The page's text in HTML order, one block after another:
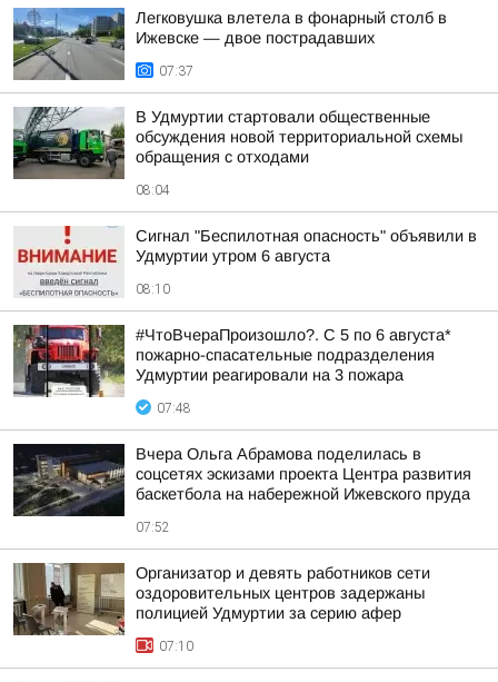
Легковушка влетела в фонарный столб в
Ижевске — двое пострадавших
07:37
В Удмуртии стартовали общественные
обсуждения новой территориальной схемы
обращения с отходами
08:04
Сигнал "Беспилотная опасность" объявили в
Удмуртии утром 6 августа
08:10
#ЧтоВчераПроизошло?. С 5 по 6 августа*
пожарно-спасательные подразделения
Удмуртии реагировали на 3 пожара
07:48
Вчера Ольга Абрамова поделилась в
соцсетях эскизами проекта Центра развития
баскетбола на набережной Ижевского пруда
07:52
Организатор и девять работников сети
оздоровительных центров задержаны
полицией Удмуртии за серию афер
07:10